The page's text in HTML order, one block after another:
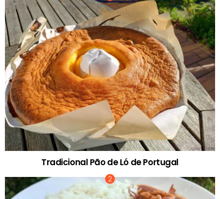
Tradicional Pão de Ló de Portugal